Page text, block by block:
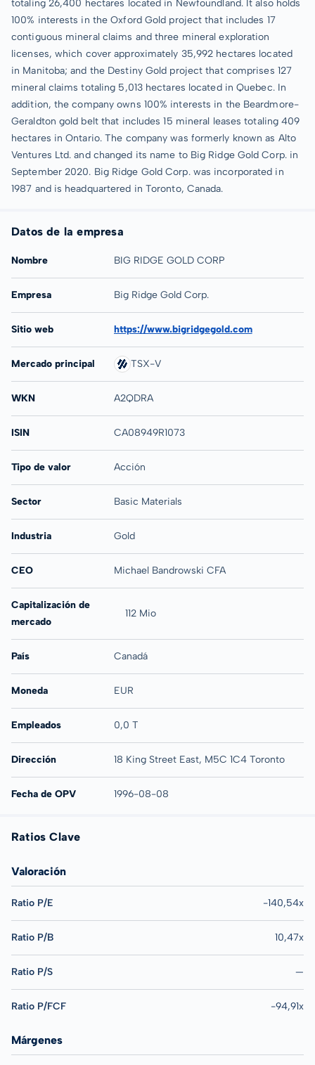
totaling 26,400 hectares located in Newfoundland. It also holds
100% interests in the Oxford Gold project that includes 17
contiguous mineral claims and three mineral exploration
licenses, which cover approximately 35,992 hectares located
in Manitoba; and the Destiny Gold project that comprises 127
mineral claims totaling 5,013 hectares located in Quebec. In
addition, the company owns 100% interests in the Beardmore-
Geraldton gold belt that includes 15 mineral leases totaling 409
hectares in Ontario. The company was formerly known as Alto
Ventures Ltd. and changed its name to Big Ridge Gold Corp. in
September 2020. Big Ridge Gold Corp. was incorporated in
1987 and is headquartered in Toronto, Canada.
Datos de la empresa
Nombre BIG RIDGE GOLD CORP
Empresa Big Ridge Gold Corp.
Sitio web https://www.bigridgegold.com
Mercado principal TSX-V
WKN A2QDRA
ISIN CA08949R1073
Tipo de valor Acción
Sector Basic Materials
Industria Gold
CEO Michael Bandrowski CFA
Capitalización de
mercado
112 Mio
País Canadá
Moneda EUR
Empleados 0,0 T
Dirección 18 King Street East, M5C 1C4 Toronto
Fecha de OPV 1996-08-08
Ratios Clave
Valoración
Ratio P/E -140,54x
Ratio P/B 10,47x
Ratio P/S —
Ratio P/FCF -94,91x
Márgenes